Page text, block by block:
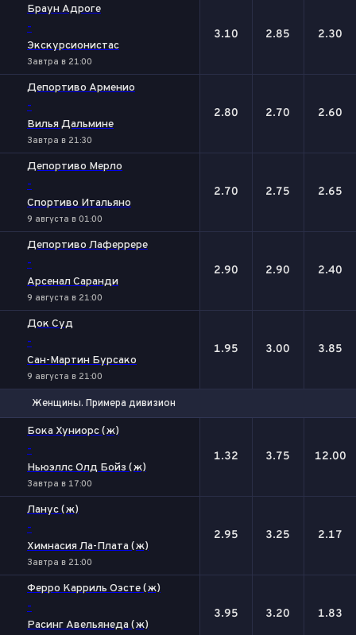
Браун Адроге
-
Экскурсионистас
Завтра в 21:00
3.10 2.85 2.30
Депортиво Арменио
-
Вилья Дальмине
Завтра в 21:30
2.80 2.70 2.60
Депортиво Мерло
-
Спортиво Итальяно
9 августа в 01:00
2.70 2.75 2.65
Депортиво Лаферрере
-
Арсенал Саранди
9 августа в 21:00
2.90 2.90 2.40
Док Суд
-
Сан-Мартин Бурсако
9 августа в 21:00
1.95 3.00 3.85
Женщины. Примера дивизион
Бока Хуниорс (ж)
-
Ньюэллс Олд Бойз (ж)
Завтра в 17:00
1.32 3.75 12.00
Ланус (ж)
-
Химнасия Ла-Плата (ж)
Завтра в 21:00
2.95 3.25 2.17
Ферро Карриль Оэсте (ж)
-
Расинг Авельянеда (ж)
3.95 3.20 1.83